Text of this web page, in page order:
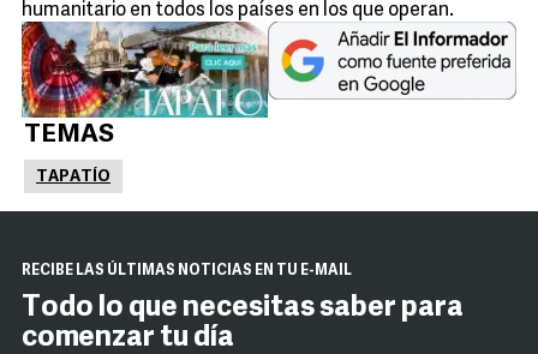
humanitario en todos los países en los que operan.
TEMAS
TAPATÍO
RECIBE LAS ÚLTIMAS NOTICIAS EN TU E-MAIL
Todo lo que necesitas saber para
comenzar tu día